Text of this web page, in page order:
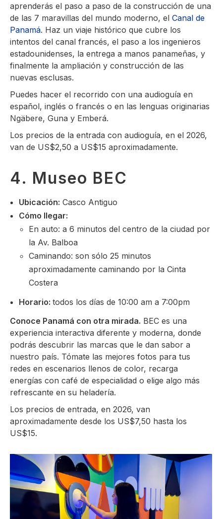
aprenderás el paso a paso de la construcción de una
de las 7 maravillas del mundo moderno, el Canal de
Panamá. Haz un viaje histórico que cubre los
intentos del canal francés, el paso a los ingenieros
estadounidenses, la entrega a manos panameñas, y
finalmente la ampliación y construcción de las
nuevas esclusas.
Puedes hacer el recorrido con una audioguía en
español, inglés o francés o en las lenguas originarias
Ngäbere, Guna y Emberá.
Los precios de la entrada con audioguía, en el 2026,
van de US$2,50 a US$15 aproximadamente.
4. Museo BEC
Ubicación: Casco Antiguo
Cómo llegar:
En auto: a 6 minutos del centro de la ciudad por
la Av. Balboa
Caminando: son sólo 25 minutos
aproximadamente caminando por la Cinta
Costera
Horario: todos los días de 10:00 am a 7:00pm
Conoce Panamá con otra mirada. BEC es una
experiencia interactiva diferente y moderna, donde
podrás descubrir las marcas que le dan sabor a
nuestro país. Tómate las mejores fotos para tus
redes en escenarios llenos de color, recarga
energías con café de especialidad o elige algo más
refrescante en su heladería.
Los precios de entrada, en 2026, van
aproximadamente desde los US$7,50 hasta los
US$15.